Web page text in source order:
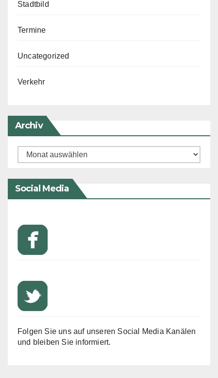
Stadtbild
Termine
Uncategorized
Verkehr
Archiv
Archiv
Social Media
Folgen Sie uns auf unseren Social Media Kanälen
und bleiben Sie informiert.